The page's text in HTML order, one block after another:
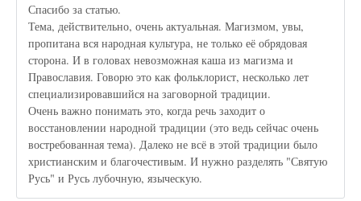
Спасибо за статью.
Тема, действительно, очень актуальная. Магизмом, увы,
пропитана вся народная культура, не только её обрядовая
сторона. И в головах невозможная каша из магизма и
Православия. Говорю это как фольклорист, несколько лет
специализировавшийся на заговорной традиции.
Очень важно понимать это, когда речь заходит о
восстановлении народной традиции (это ведь сейчас очень
востребованная тема). Далеко не всё в этой традиции было
христианским и благочестивым. И нужно разделять "Святую
Русь" и Русь лубочную, языческую.